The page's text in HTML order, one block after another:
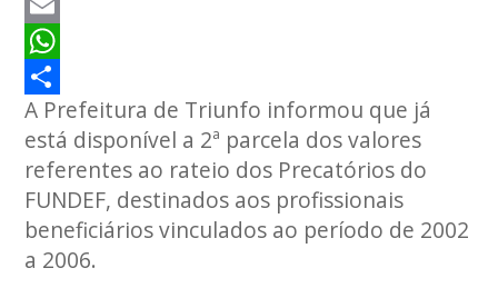
Email
WhatsApp
Share
A Prefeitura de Triunfo informou que já
está disponível a 2ª parcela dos valores
referentes ao rateio dos Precatórios do
FUNDEF, destinados aos profissionais
beneficiários vinculados ao período de 2002
a 2006.